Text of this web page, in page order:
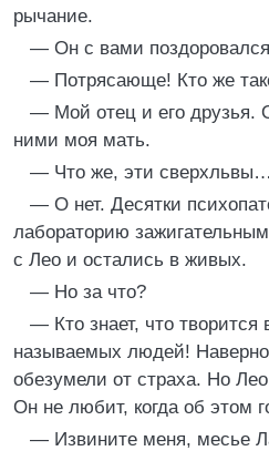
рычание.
— Он с вами
— Потрясающе! Кто же
— Мой отец и его друзья.
ними моя мать.
— Что же, эти сверхльвы…
— О нет. Десятки
лабораторию
с Лео и остались в живых.
— Но за что?
— Кто знает, что творится
называемых людей!
обезумели от страха. Но
Он не любит, когда об этом
— Извините меня, месье